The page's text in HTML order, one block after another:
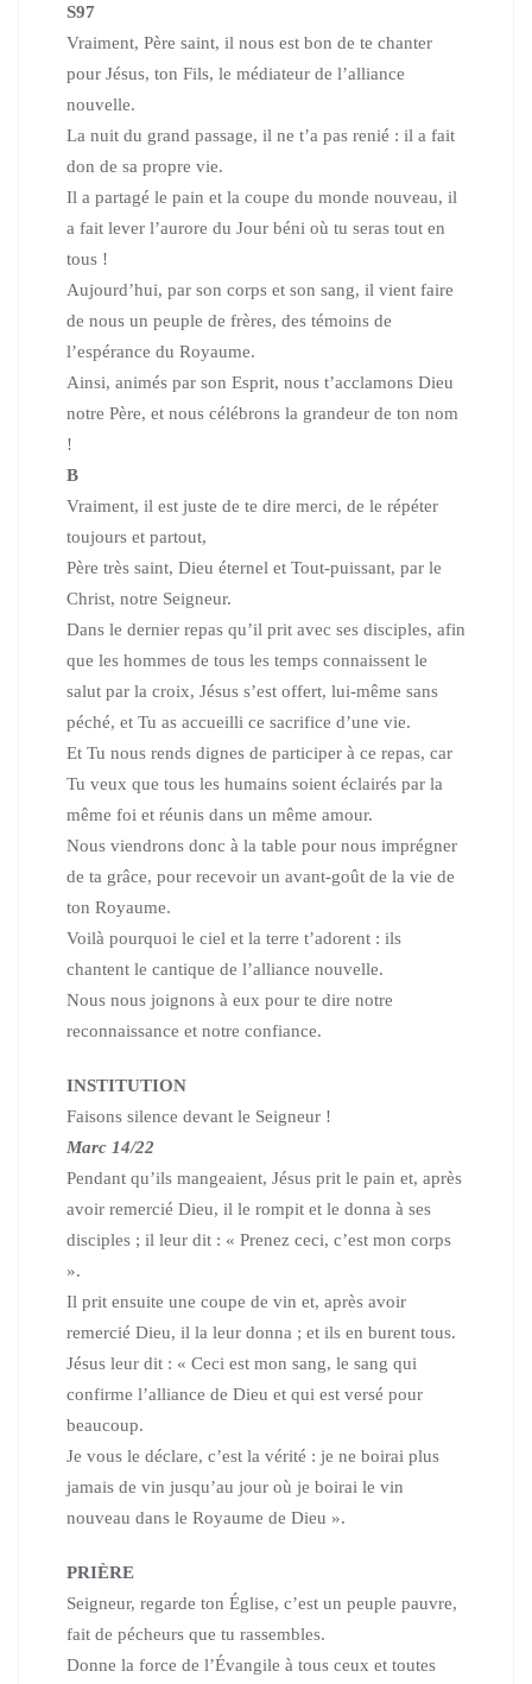
S97
Vraiment, Père saint, il nous est bon de te chanter
pour Jésus, ton Fils, le médiateur de l’alliance
nouvelle.
La nuit du grand passage, il ne t’a pas renié : il a fait
don de sa propre vie.
Il a partagé le pain et la coupe du monde nouveau, il
a fait lever l’aurore du Jour béni où tu seras tout en
tous !
Aujourd’hui, par son corps et son sang, il vient faire
de nous un peuple de frères, des témoins de
l’espérance du Royaume.
Ainsi, animés par son Esprit, nous t’acclamons Dieu
notre Père, et nous célébrons la grandeur de ton nom
!
B
Vraiment, il est juste de te dire merci, de le répéter
toujours et partout,
Père très saint, Dieu éternel et Tout-puissant, par le
Christ, notre Seigneur.
Dans le dernier repas qu’il prit avec ses disciples, afin
que les hommes de tous les temps connaissent le
salut par la croix, Jésus s’est offert, lui-même sans
péché, et Tu as accueilli ce sacrifice d’une vie.
Et Tu nous rends dignes de participer à ce repas, car
Tu veux que tous les humains soient éclairés par la
même foi et réunis dans un même amour.
Nous viendrons donc à la table pour nous imprégner
de ta grâce, pour recevoir un avant-goût de la vie de
ton Royaume.
Voilà pourquoi le ciel et la terre t’adorent : ils
chantent le cantique de l’alliance nouvelle.
Nous nous joignons à eux pour te dire notre
reconnaissance et notre confiance.
INSTITUTION
Faisons silence devant le Seigneur !
Marc 14/22
Pendant qu’ils mangeaient, Jésus prit le pain et, après
avoir remercié Dieu, il le rompit et le donna à ses
disciples ; il leur dit : « Prenez ceci, c’est mon corps
».
Il prit ensuite une coupe de vin et, après avoir
remercié Dieu, il la leur donna ; et ils en burent tous.
Jésus leur dit : « Ceci est mon sang, le sang qui
confirme l’alliance de Dieu et qui est versé pour
beaucoup.
Je vous le déclare, c’est la vérité : je ne boirai plus
jamais de vin jusqu’au jour où je boirai le vin
nouveau dans le Royaume de Dieu ».
PRIÈRE
Seigneur, regarde ton Église, c’est un peuple pauvre,
fait de pécheurs que tu rassembles.
Donne la force de l’Évangile à tous ceux et toutes